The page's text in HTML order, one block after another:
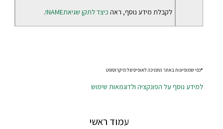
לקבלת מידע נוסף, ראה כיצד לתקן שגיאתNAME! .
*כפי שמופיעות באתר התמיכה לאופיס של מיקרוסופט
למידע נוסף על הפונקציה ולדוגמאות שימוש
עמוד ראשי